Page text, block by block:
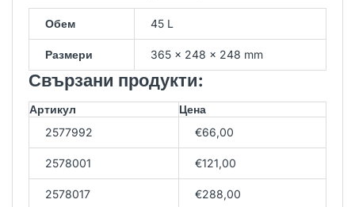
Обем 45 L
Размери 365 × 248 × 248 mm
Свързани продукти:
Артикул
Цена
2577992
€66,00
2578001 €121,00
2578017 €288,00